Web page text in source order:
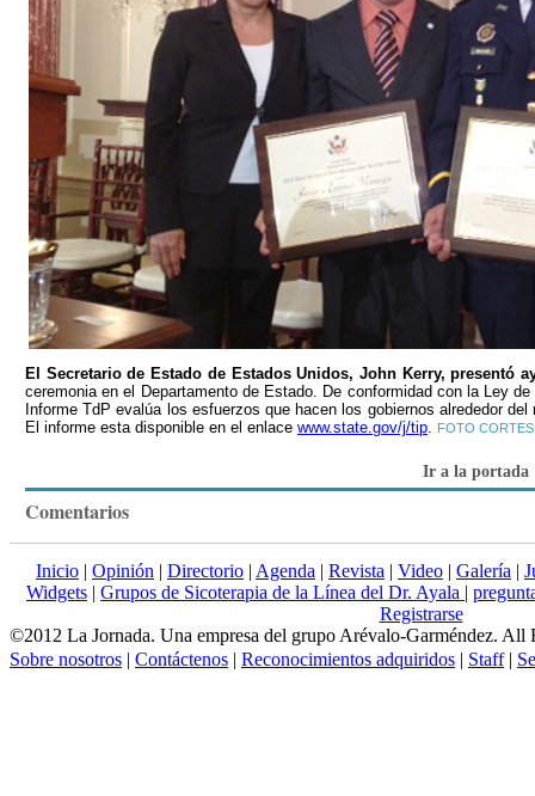
El Secretario de Estado de Estados Unidos, John Kerry, presentó
ceremonia en el Departamento de Estado. De conformidad con la Ley
Informe TdP evalúa los esfuerzos que hacen los gobiernos alrededor
El informe esta disponible en el enlace www.state.gov/j/tip. FOTO
Ir a la portada
Comentarios
Inicio | Opinión | Directorio | Agenda | Revista | Video | Galería |
Widgets | Grupos de Sicoterapia de la Línea del Dr. Ayala |
Registrarse
©2012 La Jornada. Una empresa del grupo Arévalo-Garméndez. All
Sobre nosotros | Contáctenos | Reconocimientos adquiridos | Staff|